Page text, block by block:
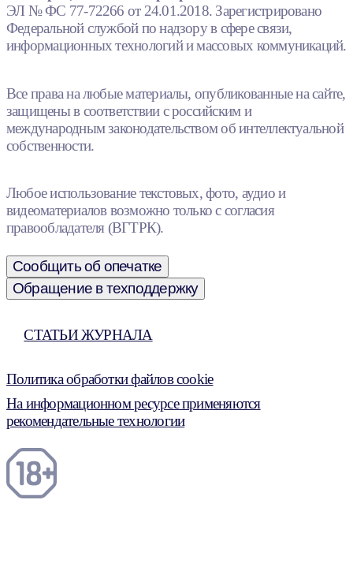
ЭЛ № ФС 77-72266 от 24.01.2018. Зарегистрировано
Федеральной службой по надзору в сфере связи,
информационных технологий и массовых коммуникаций.
Все права на любые материалы, опубликованные на сайте,
защищены в соответствии с российским и
международным законодательством об интеллектуальной
собственности.
Любое использование текстовых, фото, аудио и
видеоматериалов возможно только с согласия
правообладателя (ВГТРК).
Сообщить об опечатке
Обращение в техподдержку
СТАТЬИ ЖУРНАЛА
Политика обработки файлов cookie
На информационном ресурсе применяются
рекомендательные технологии